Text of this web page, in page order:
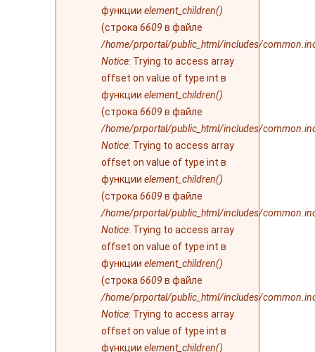
функции element_children()
(строка 6609 в файле
/home/prportal/public_html/includes/
Notice: Trying to access array
offset on value of type int в
функции element_children()
(строка 6609 в файле
/home/prportal/public_html/includes/
Notice: Trying to access array
offset on value of type int в
функции element_children()
(строка 6609 в файле
/home/prportal/public_html/includes/
Notice: Trying to access array
offset on value of type int в
функции element_children()
(строка 6609 в файле
/home/prportal/public_html/includes/
Notice: Trying to access array
offset on value of type int в
функции element_children()